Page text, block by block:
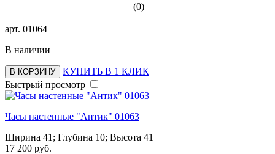
(0)
арт. 01064
В наличии
В КОРЗИНУ
КУПИТЬ В 1 КЛИК
Быстрый просмотр
Часы настенные "Антик" 01063
Ширина 41; Глубина 10; Высота 41
17 200 руб.